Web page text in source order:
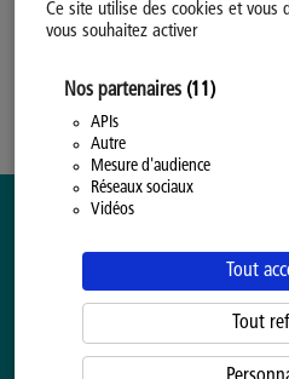
Ce site utilise des cookies et vous
vous souhaitez activer
Nos partenaires (11)
APIs
Autre
Mesure d'audience
Réseaux sociaux
Vidéos
Tout
Tout
Politique Générale